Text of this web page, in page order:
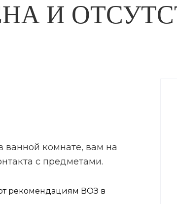
И
ванной комнате, вам на
с предметами.
рекомендациям ВОЗ в